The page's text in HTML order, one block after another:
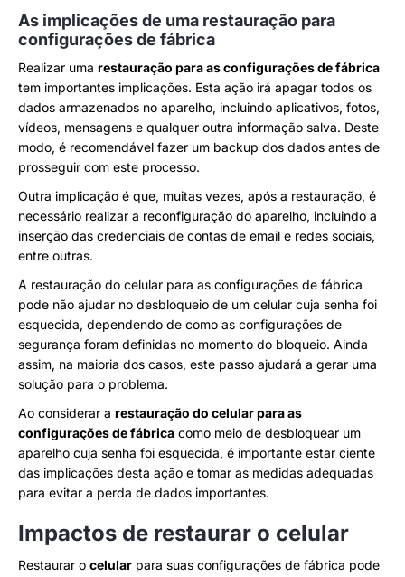
As implicações de uma restauração para
configurações de fábrica
Realizar uma restauração para as configurações de fábrica
tem importantes implicações. Esta ação irá apagar todos os
dados armazenados no aparelho, incluindo aplicativos, fotos,
vídeos, mensagens e qualquer outra informação salva. Deste
modo, é recomendável fazer um backup dos dados antes de
prosseguir com este processo.
Outra implicação é que, muitas vezes, após a restauração, é
necessário realizar a reconfiguração do aparelho, incluindo a
inserção das credenciais de contas de email e redes sociais,
entre outras.
A restauração do celular para as configurações de fábrica
pode não ajudar no desbloqueio de um celular cuja senha foi
esquecida, dependendo de como as configurações de
segurança foram definidas no momento do bloqueio. Ainda
assim, na maioria dos casos, este passo ajudará a gerar uma
solução para o problema.
Ao considerar a restauração do celular para as
configurações de fábrica como meio de desbloquear um
aparelho cuja senha foi esquecida, é importante estar ciente
das implicações desta ação e tomar as medidas adequadas
para evitar a perda de dados importantes.
Impactos de restaurar o celular
Restaurar o celular para suas configurações de fábrica pode